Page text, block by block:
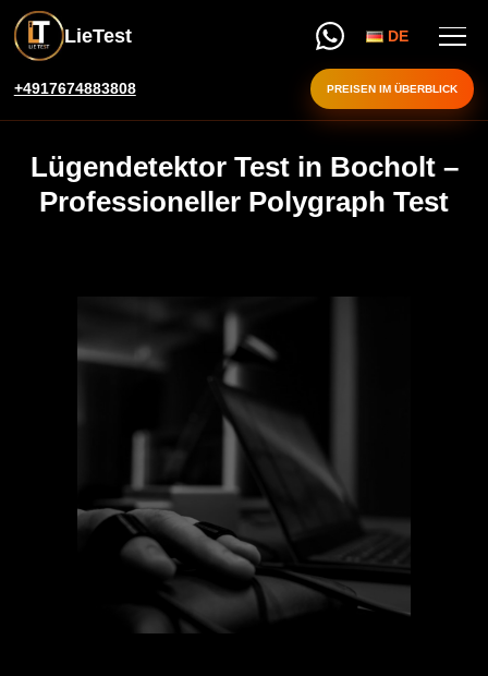
LieTest DE
+4917674883808 PREISEN IM ÜBERBLICK
Lügendetektor Test in Bocholt –
Professioneller Polygraph Test